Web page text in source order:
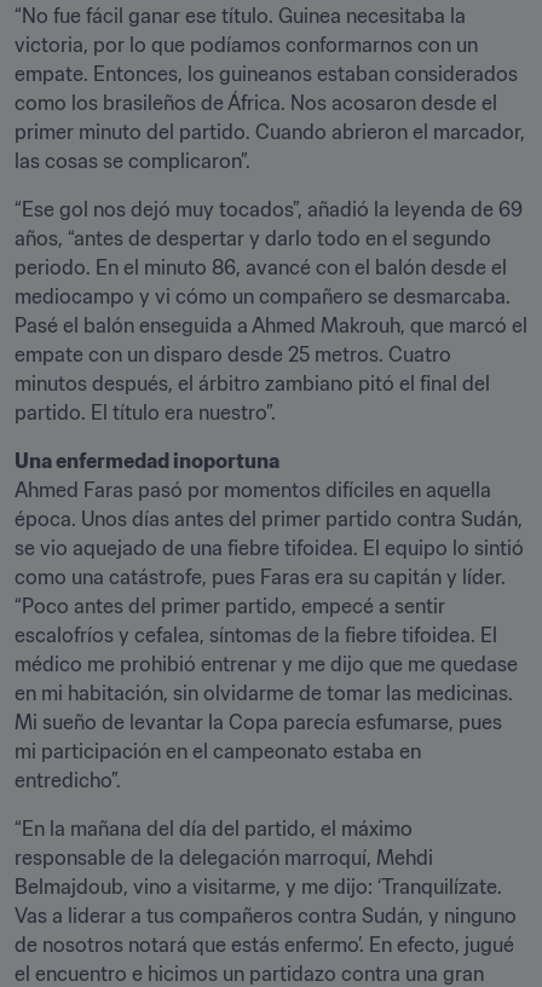
“No fue fácil ganar ese título. Guinea necesitaba la
victoria, por lo que podíamos conformarnos con un
empate. Entonces, los guineanos estaban considerados
como los brasileños de África. Nos acosaron desde el
primer minuto del partido. Cuando abrieron el marcador,
las cosas se complicaron”.
“Ese gol nos dejó muy tocados”, añadió la leyenda de 69
años, “antes de despertar y darlo todo en el segundo
periodo. En el minuto 86, avancé con el balón desde el
mediocampo y vi cómo un compañero se desmarcaba.
Pasé el balón enseguida a Ahmed Makrouh, que marcó el
empate con un disparo desde 25 metros. Cuatro
minutos después, el árbitro zambiano pitó el final del
partido. El título era nuestro”.
Una enfermedad inoportuna
Ahmed Faras pasó por momentos difíciles en aquella
época. Unos días antes del primer partido contra Sudán,
se vio aquejado de una fiebre tifoidea. El equipo lo sintió
como una catástrofe, pues Faras era su capitán y líder.
“Poco antes del primer partido, empecé a sentir
escalofríos y cefalea, síntomas de la fiebre tifoidea. El
médico me prohibió entrenar y me dijo que me quedase
en mi habitación, sin olvidarme de tomar las medicinas.
Mi sueño de levantar la Copa parecía esfumarse, pues
mi participación en el campeonato estaba en
entredicho”.
“En la mañana del día del partido, el máximo
responsable de la delegación marroquí, Mehdi
Belmajdoub, vino a visitarme, y me dijo: ‘Tranquilízate.
Vas a liderar a tus compañeros contra Sudán, y ninguno
de nosotros notará que estás enfermo’. En efecto, jugué
el encuentro e hicimos un partidazo contra una gran